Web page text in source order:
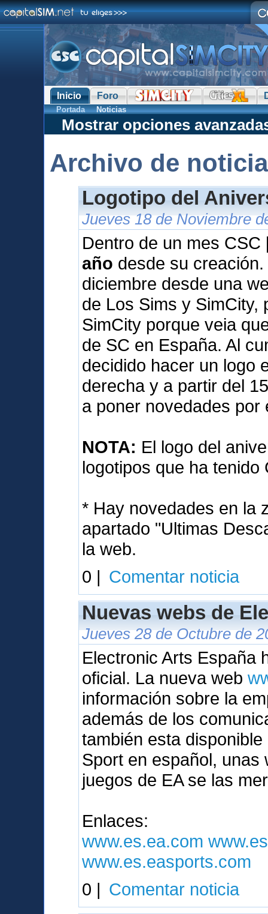
Inicio Foro
Portada Noticias
Mostrar opciones
Archivo de
Logotipo del
Jueves 18 de Noviembre
Dentro de un mes
año desde su
diciembre desde una
de Los Sims y SimCity,
SimCity porque veia
de SC en España. Al
decidido hacer un logo
derecha y a partir del
a poner novedades
NOTA: El logo del
logotipos que ha tenido
* Hay novedades en la
apartado "Ultimas
la web.
0 | Comentar noticia
Nuevas webs de
Jueves 28 de Octubre de
Electronic Arts España
oficial. La nueva web
información sobre la
además de los
también esta
Sport en español, unas
juegos de EA se las
Enlaces:
www.es.ea.com
www.es.easports.com
0 | Comentar noticia